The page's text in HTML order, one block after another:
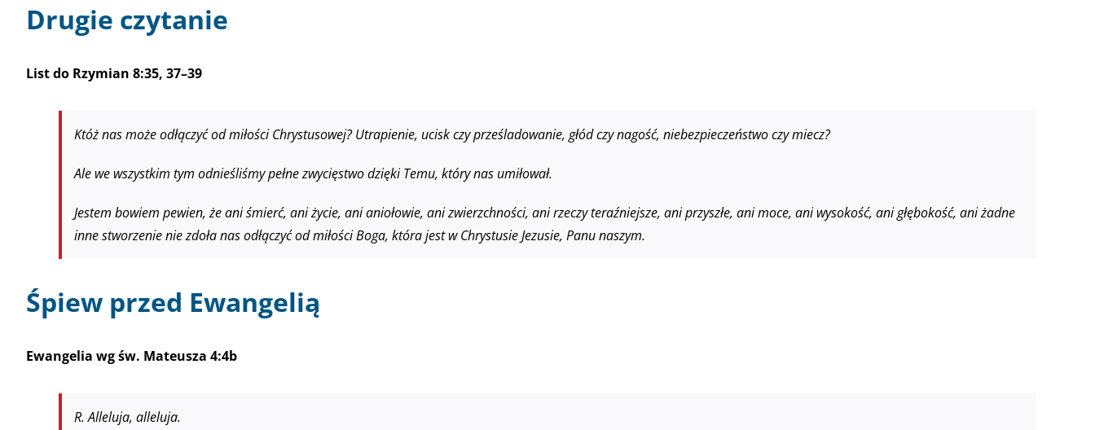
Drugie czytanie
List do Rzymian 8:35, 37–39
Któż nas może odłączyć od miłości Chrystusowej? Utrapienie, ucisk czy prześladowanie, głód czy nagość, niebezpieczeństwo czy miecz?
Ale we wszystkim tym odnieśliśmy pełne zwycięstwo dzięki Temu, który nas umiłował.
Jestem bowiem pewien, że ani śmierć, ani życie, ani aniołowie, ani zwierzchności, ani rzeczy teraźniejsze, ani przyszłe, ani moce, ani wysokość, ani głębokość, ani żadne
inne stworzenie nie zdoła nas odłączyć od miłości Boga, która jest w Chrystusie Jezusie, Panu naszym.
Śpiew przed Ewangelią
Ewangelia wg św. Mateusza 4:4b
R. Alleluja, alleluja.